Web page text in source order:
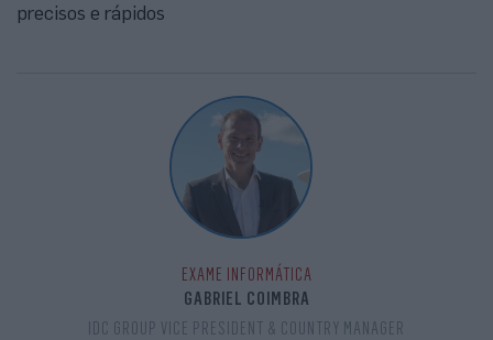
precisos e rápidos
EXAME INFORMÁTICA
GABRIEL COIMBRA
IDC GROUP VICE PRESIDENT & COUNTRY MANAGER